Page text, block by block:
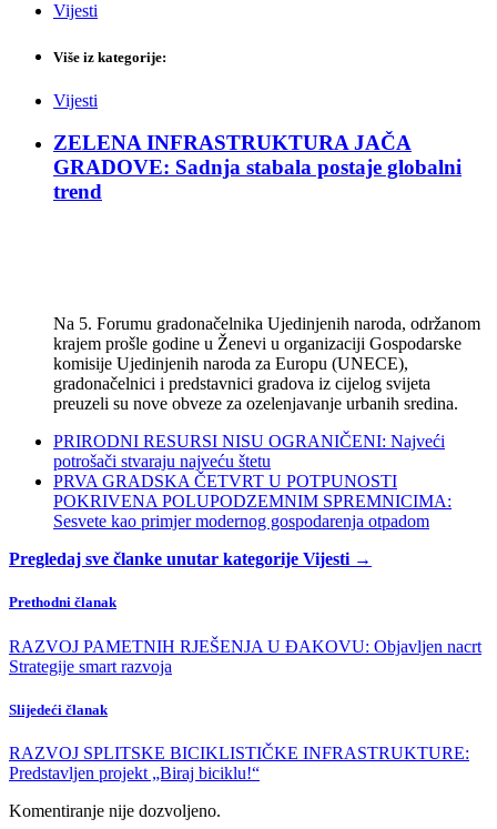
Vijesti
Više iz kategorije:
Vijesti
ZELENA INFRASTRUKTURA JAČA
GRADOVE: Sadnja stabala postaje globalni
trend
Na 5. Forumu gradonačelnika Ujedinjenih naroda, održanom
krajem prošle godine u Ženevi u organizaciji Gospodarske
komisije Ujedinjenih naroda za Europu (UNECE),
gradonačelnici i predstavnici gradova iz cijelog svijeta
preuzeli su nove obveze za ozelenjavanje urbanih sredina.
PRIRODNI RESURSI NISU OGRANIČENI: Najveći
potrošači stvaraju najveću štetu
PRVA GRADSKA ČETVRT U POTPUNOSTI
POKRIVENA POLUPODZEMNIM SPREMNICIMA:
Sesvete kao primjer modernog gospodarenja otpadom
Pregledaj sve članke unutar kategorije Vijesti →
Prethodni članak
RAZVOJ PAMETNIH RJEŠENJA U ĐAKOVU: Objavljen nacrt
Strategije smart razvoja
Slijedeći članak
RAZVOJ SPLITSKE BICIKLISTIČKE INFRASTRUKTURE:
Predstavljen projekt „Biraj biciklu!“
Komentiranje nije dozvoljeno.